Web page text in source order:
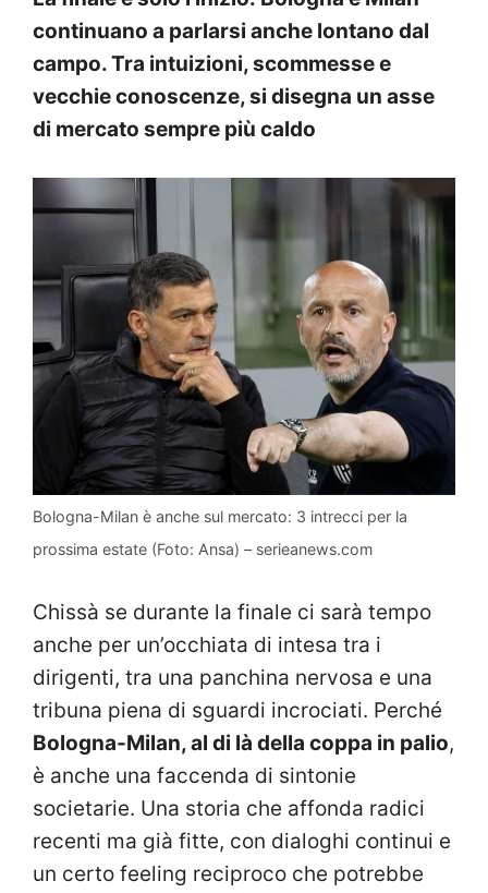
continuano a parlarsi anche lontano dal
campo. Tra intuizioni, scommesse e
vecchie conoscenze, si disegna un asse
di mercato sempre più caldo
Bologna-Milan è anche sul mercato: 3 intrecci per la
prossima estate (Foto: Ansa) – serieanews.com
Chissà se durante la finale ci sarà tempo
anche per un’occhiata di intesa tra i
dirigenti, tra una panchina nervosa e una
tribuna piena di sguardi incrociati. Perché
Bologna-Milan, al di là della coppa in palio,
è anche una faccenda di sintonie
societarie. Una storia che affonda radici
recenti ma già fitte, con dialoghi continui e
un certo feeling reciproco che potrebbe